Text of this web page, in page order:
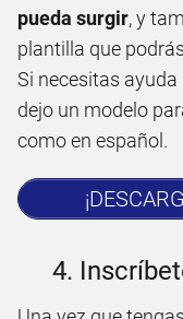
pueda surgir, y
plantilla que
Si necesitas
dejo un modelo
como en español.
4.